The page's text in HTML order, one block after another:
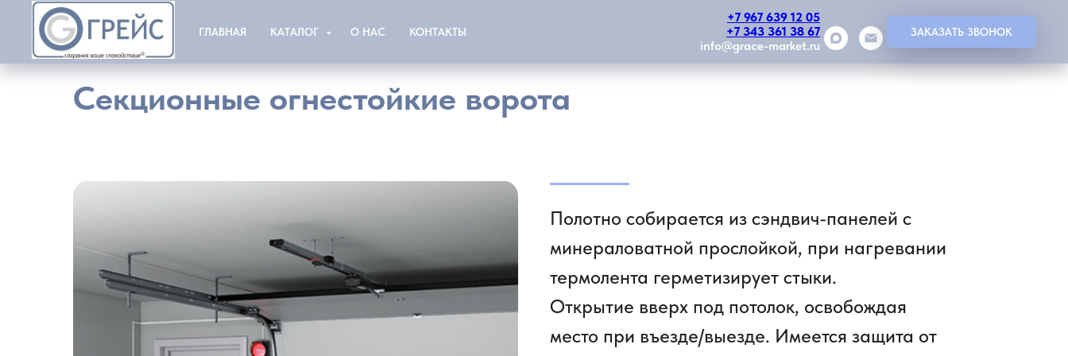
ГЛАВНАЯ КАТАЛОГ О НАС КОНТАКТЫ
+7 967 639 12 05
+7 343 361 38 67
info@grace-market.ru
ЗАКАЗАТЬ ЗВОНОК
Секционные огнестойкие ворота
Полотно собирается из сэндвич-панелей с
минераловатной прослойкой, при нагревании
термолента герметизирует стыки.
Открытие вверх под потолок, освобождая
место при въезде/выезде. Имеется защита от